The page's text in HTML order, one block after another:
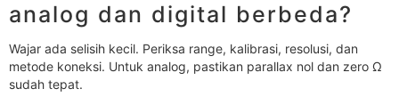
analog dan digital berbeda?
Wajar ada selisih kecil. Periksa range, kalibrasi, resolusi, dan
metode koneksi. Untuk analog, pastikan parallax nol dan zero Ω
sudah tepat.